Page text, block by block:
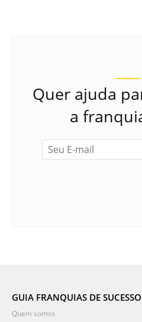
Quer ajuda
a
GUIA FRANQUIAS DE SUCESSO
Quem somos